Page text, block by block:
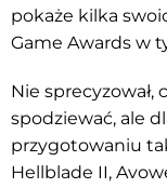
pokaże kilka
Game Awards w
Nie sprecyzował,
spodziewać, ale
przygotowaniu
Hellblade II,